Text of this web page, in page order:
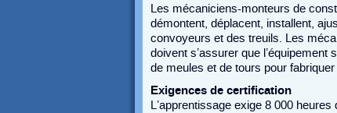
Les mécaniciens-monteurs de
démontent, déplacent, installent,
convoyeurs et des treuils. Les
doivent s’assurer que
de meules et de tours pour
Exigences de certification
L’apprentissage exige 8 000